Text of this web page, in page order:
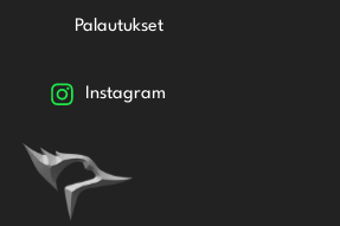
Palautukset
Instagram